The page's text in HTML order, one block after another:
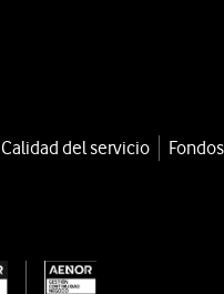
Calidad del servicio